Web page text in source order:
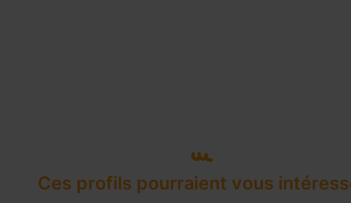
Ces profils pourraient vous